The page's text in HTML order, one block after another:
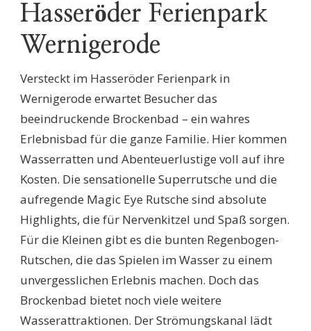
Hasseröder Ferienpark
Wernigerode
Versteckt im Hasseröder Ferienpark in
Wernigerode erwartet Besucher das
beeindruckende Brockenbad – ein wahres
Erlebnisbad für die ganze Familie. Hier kommen
Wasserratten und Abenteuerlustige voll auf ihre
Kosten. Die sensationelle Superrutsche und die
aufregende Magic Eye Rutsche sind absolute
Highlights, die für Nervenkitzel und Spaß sorgen.
Für die Kleinen gibt es die bunten Regenbogen-
Rutschen, die das Spielen im Wasser zu einem
unvergesslichen Erlebnis machen. Doch das
Brockenbad bietet noch viele weitere
Wasserattraktionen. Der Strömungskanal lädt